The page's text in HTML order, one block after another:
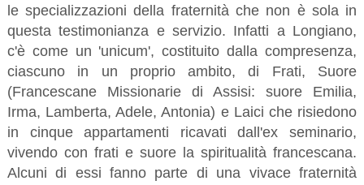
le specializzazioni della fraternità che non è sola in
questa testimonianza e servizio. Infatti a Longiano,
c'è come un 'unicum', costituito dalla compresenza,
ciascuno in un proprio ambito, di Frati, Suore
(Francescane Missionarie di Assisi: suore Emilia,
Irma, Lamberta, Adele, Antonia) e Laici che risiedono
in cinque appartamenti ricavati dall'ex seminario,
vivendo con frati e suore la spiritualità francescana.
Alcuni di essi fanno parte di una vivace fraternità